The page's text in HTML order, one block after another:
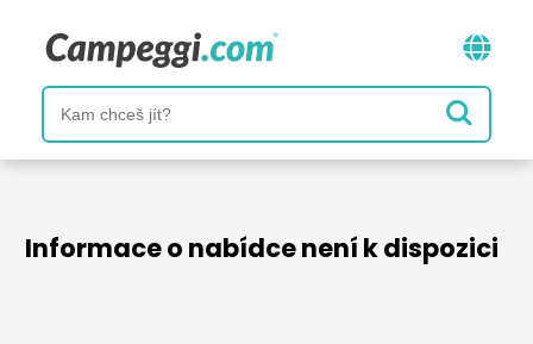
Informace o nabídce není k dispozici